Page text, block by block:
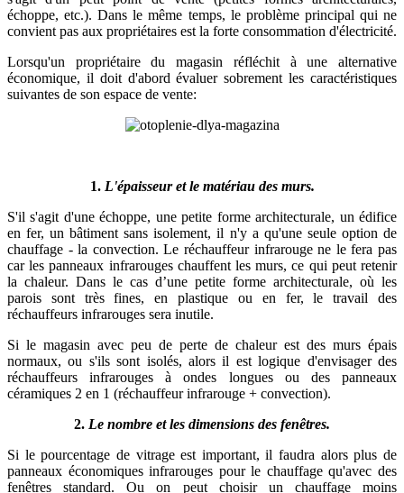
échoppe, etc.). Dans le même temps, le problème principal qui ne
convient pas aux propriétaires est la forte consommation d'électricité.
Lorsqu'un propriétaire du magasin réfléchit à une alternative
économique, il doit d'abord évaluer sobrement les caractéristiques
suivantes de son espace de vente:
1.L'épaisseur et le matériau des murs.
S'il s'agit d'une échoppe, une petite forme architecturale, un édifice
en fer, un bâtiment sans isolement, il n'y a qu'une seule option de
chauffage - la convection. Le réchauffeur infrarouge ne le fera pas
car les panneaux infrarouges chauffent les murs, ce qui peut retenir
la chaleur. Dans le cas d’une petite forme architecturale, où les
parois sont très fines, en plastique ou en fer, le travail des
réchauffeurs infrarouges sera inutile.
Si le magasin avec peu de perte de chaleur est des murs épais
normaux, ou s'ils sont isolés, alors il est logique d'envisager des
réchauffeurs infrarouges à ondes longues ou des panneaux
céramiques 2 en 1 (réchauffeur infrarouge + convection).
2. Le nombre et les dimensions des fenêtres.
Si le pourcentage de vitrage est important, il faudra alors plus de
panneaux économiques infrarouges pour le chauffage qu'avec des
fenêtres standard. Ou on peut choisir un chauffage moins